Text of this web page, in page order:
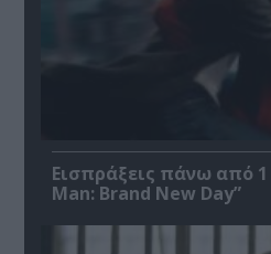
Εισπράξεις πάνω από 1
Man: Brand New Day”